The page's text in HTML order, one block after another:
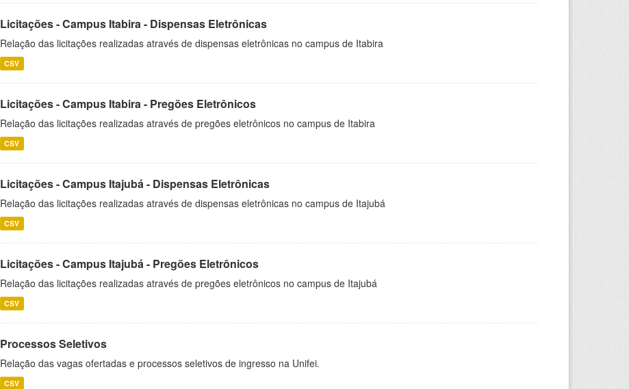
Licitações - Campus Itabira - Dispensas Eletrônicas
Relação das licitações realizadas através de dispensas eletrônicas no campus de Itabira
CSV
Licitações - Campus Itabira - Pregões Eletrônicos
Relação das licitações realizadas através de pregões eletrônicos no campus de Itabira
CSV
Licitações - Campus Itajubá - Dispensas Eletrônicas
Relação das licitações realizadas através de dispensas eletrônicas no campus de Itajubá
CSV
Licitações - Campus Itajubá - Pregões Eletrônicos
Relação das licitações realizadas através de pregões eletrônicos no campus de Itajubá
CSV
Processos Seletivos
Relação das vagas ofertadas e processos seletivos de ingresso na Unifei.
CSV